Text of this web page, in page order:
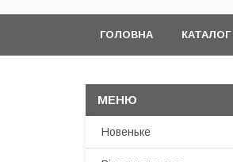
ГОЛОВНА КАТАЛОГ
Новеньке